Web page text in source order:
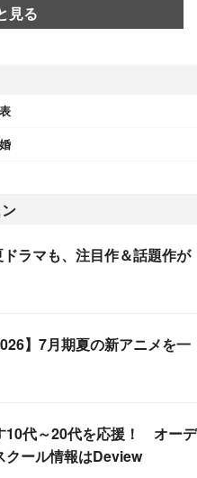
見る
ラマも、注目作＆話題作が
】7月期夏の新アニメを一
10代～20代を応援！ オーデ
クール情報はDeview